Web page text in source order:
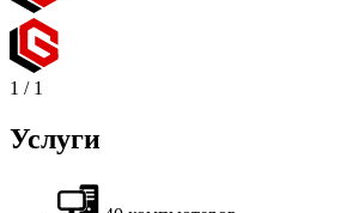
1 / 1
Услуги